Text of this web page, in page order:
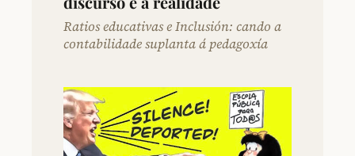
Ratios educativas e Inclusión: cando a
contabilidade suplanta á pedagoxía